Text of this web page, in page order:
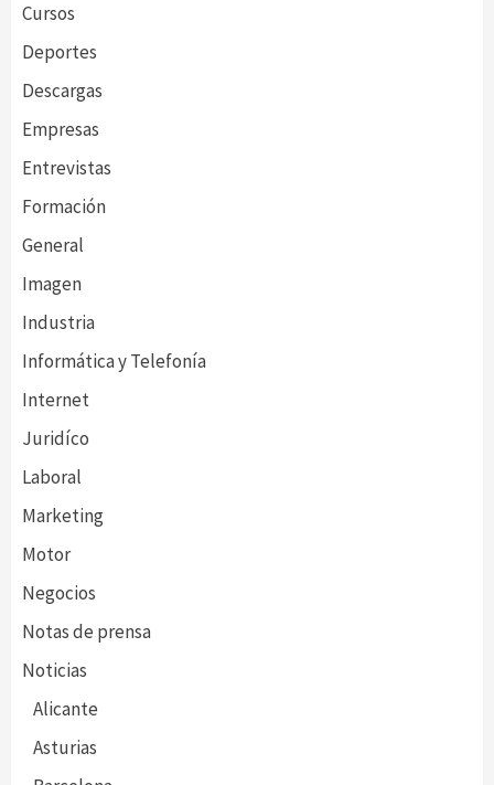
Cursos
Deportes
Descargas
Empresas
Entrevistas
Formación
General
Imagen
Industria
Informática y Telefonía
Internet
Juridíco
Laboral
Marketing
Motor
Negocios
Notas de prensa
Noticias
Alicante
Asturias